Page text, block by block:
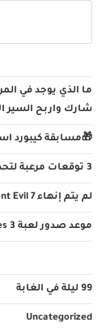
ما الذي يوجد في
شارك واربح السير
🎁مسابقة كيبورد
3 توقعات مرعبة لتحديث انتقام الفضائيين في 99 ليلة في الغابة
لم يتم إنهاء Resident Evil 7
موعد صدور لعبة Little Nightmares 3
99 ليلة في الغابة
Uncategorized